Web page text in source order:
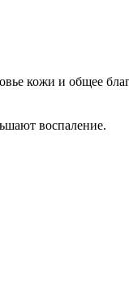
кожи и общее
воспаление.